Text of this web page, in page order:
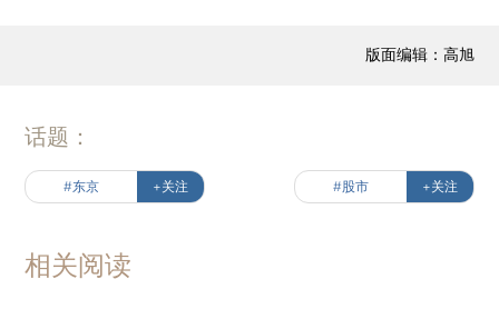
版面编辑：高旭
话题：
#东京 +关注 #股市 +关注
相关阅读